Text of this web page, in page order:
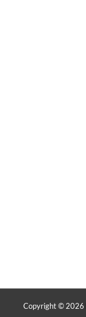
Copyright © 2026